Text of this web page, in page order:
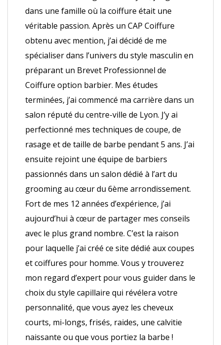
dans une famille où la coiffure était une
véritable passion. Après un CAP Coiffure
obtenu avec mention, j’ai décidé de me
spécialiser dans l’univers du style masculin en
préparant un Brevet Professionnel de
Coiffure option barbier. Mes études
terminées, j’ai commencé ma carrière dans un
salon réputé du centre-ville de Lyon. J’y ai
perfectionné mes techniques de coupe, de
rasage et de taille de barbe pendant 5 ans. J’ai
ensuite rejoint une équipe de barbiers
passionnés dans un salon dédié à l’art du
grooming au cœur du 6ème arrondissement.
Fort de mes 12 années d’expérience, j’ai
aujourd’hui à cœur de partager mes conseils
avec le plus grand nombre. C’est la raison
pour laquelle j’ai créé ce site dédié aux coupes
et coiffures pour homme. Vous y trouverez
mon regard d’expert pour vous guider dans le
choix du style capillaire qui révélera votre
personnalité, que vous ayez les cheveux
courts, mi-longs, frisés, raides, une calvitie
naissante ou que vous portiez la barbe !